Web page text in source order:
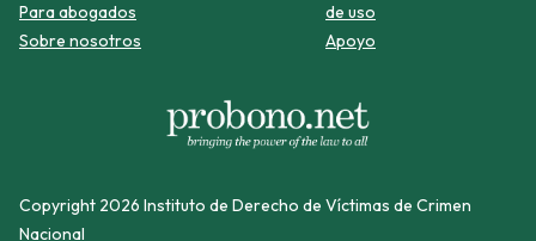
Para abogados
Sobre nosotros
de uso
Apoyo
Copyright 2026 Instituto de Derecho de Víctimas de Crimen
Nacional